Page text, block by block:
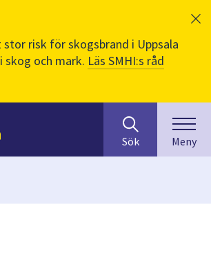
risk för skogsbrand i Uppsala
skog och mark. Läs SMHI:s råd
efter
innehåll
på
Sök Meny